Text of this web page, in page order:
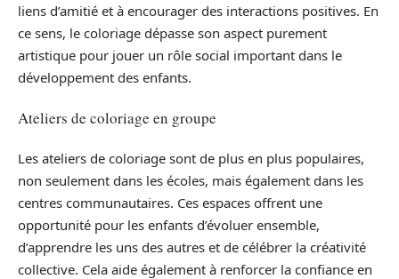
liens d’amitié et à encourager des interactions positives. En
ce sens, le coloriage dépasse son aspect purement
artistique pour jouer un rôle social important dans le
développement des enfants.
Ateliers de coloriage en groupe
Les ateliers de coloriage sont de plus en plus populaires,
non seulement dans les écoles, mais également dans les
centres communautaires. Ces espaces offrent une
opportunité pour les enfants d’évoluer ensemble,
d’apprendre les uns des autres et de célébrer la créativité
collective. Cela aide également à renforcer la confiance en